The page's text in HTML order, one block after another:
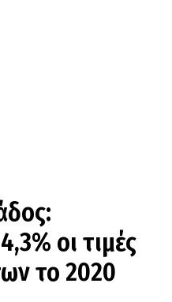
οι τιμές
το 2020